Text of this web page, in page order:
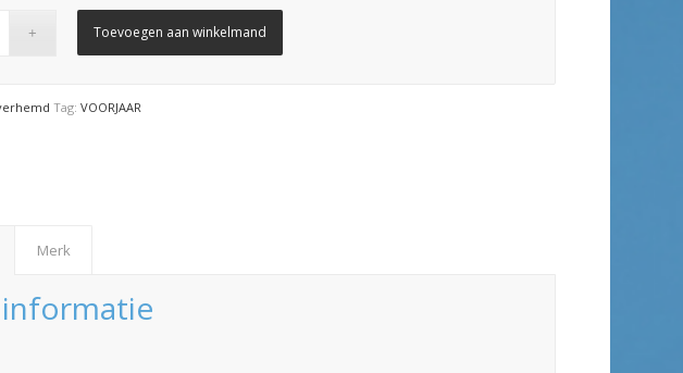
Toevoegen aan winkelmand
Tag:VOORJAAR
Merk